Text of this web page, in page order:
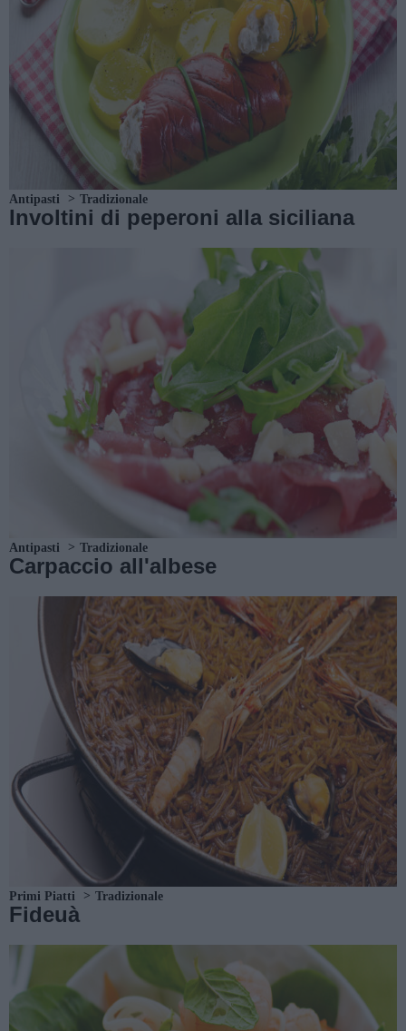
Antipasti Tradizionale
Involtini di peperoni alla siciliana
Antipasti Tradizionale
Carpaccio all'albese
Primi Piatti Tradizionale
Fideuà